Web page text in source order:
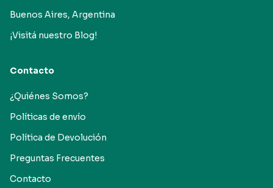
Buenos Aires, Argentina
¡Visitá nuestro Blog!
Contacto
¿Quiénes Somos?
Políticas de envío
Política de Devolución
Preguntas Frecuentes
Contacto